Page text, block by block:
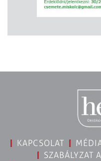
KAPCSOLAT
SZABÁLYZAT